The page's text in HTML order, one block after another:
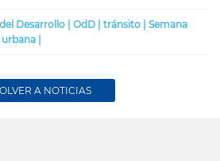
Desarrollo | OdD | tránsito | Semana
|
A NOTICIAS